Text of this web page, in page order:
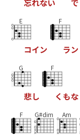
忘れない で
E
コイン
F
ラン
G
悲し
F
く もな
F G#dim Am